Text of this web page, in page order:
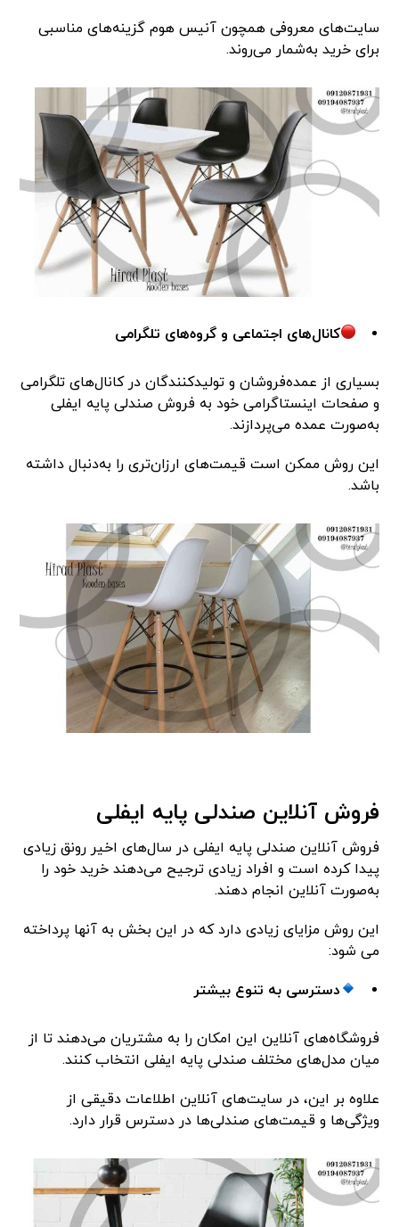
سایت‌های معروفی همچون آنیس هوم گزینه‌های مناسبی
برای خرید به‌شمار می‌روند.
کانال‌های اجتماعی و گروه‌های تلگرامی
بسیاری از عمده‌فروشان و تولیدکنندگان در کانال‌های تلگرامی
و صفحات اینستاگرامی خود به فروش صندلی پایه ایفلی
به‌صورت عمده می‌پردازند.
این روش ممکن است قیمت‌های ارزان‌تری را به‌دنبال داشته
باشد.
فروش آنلاین صندلی پایه ایفلی
فروش آنلاین صندلی پایه ایفلی در سال‌های اخیر رونق زیادی
پیدا کرده است و افراد زیادی ترجیح می‌دهند خرید خود را
به‌صورت آنلاین انجام دهند.
این روش مزایای زیادی دارد که در این بخش به آنها پرداخته
می شود:
دسترسی به تنوع بیشتر
فروشگاه‌های آنلاین این امکان را به مشتریان می‌دهند تا از
میان مدل‌های مختلف صندلی پایه ایفلی انتخاب کنند.
علاوه بر این، در سایت‌های آنلاین اطلاعات دقیقی از
ویژگی‌ها و قیمت‌های صندلی‌ها در دسترس قرار دارد.